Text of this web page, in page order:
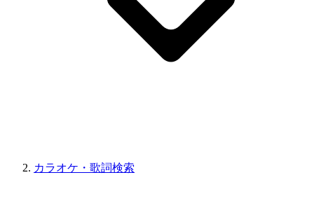
カラオケ・歌詞検索